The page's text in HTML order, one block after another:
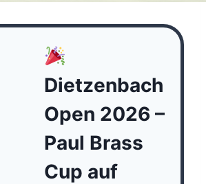
Dietzenbach
Open 2026 –
Paul Brass
Cup auf